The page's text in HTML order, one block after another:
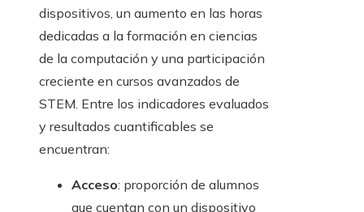
dispositivos, un aumento en las horas
dedicadas a la formación en ciencias
de la computación y una participación
creciente en cursos avanzados de
STEM. Entre los indicadores evaluados
y resultados cuantificables se
encuentran:
Acceso: proporción de alumnos
que cuentan con un dispositivo